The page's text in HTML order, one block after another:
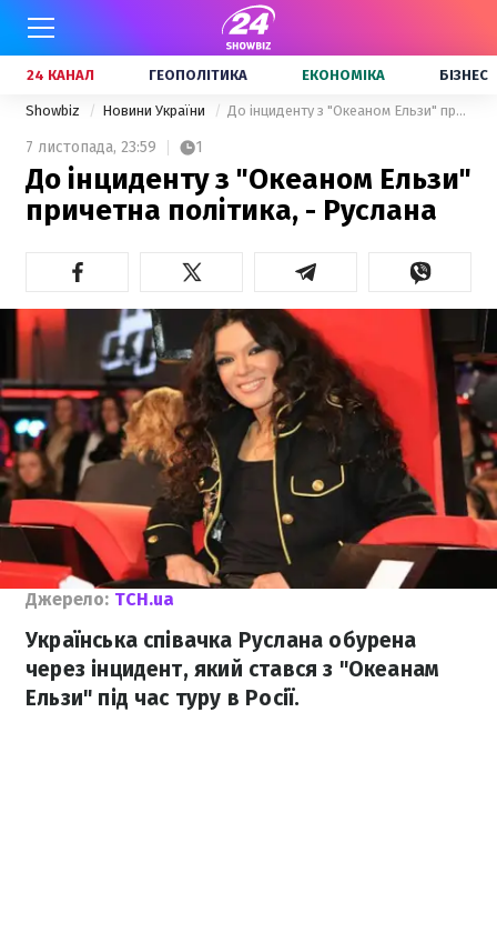
24 КАНАЛ ГЕОПОЛІТИКА ЕКОНОМІКА БІЗНЕС
Showbiz Новини України До інциденту з "Океаном Ельзи" причетна політика, - Руслана
7 листопада, 23:59 1
До інциденту з "Океаном Ельзи"
причетна політика, - Руслана
Джерело: ТСН.ua
Українська співачка Руслана обурена
через інцидент, який стався з "Океанам
Ельзи" під час туру в Росії.